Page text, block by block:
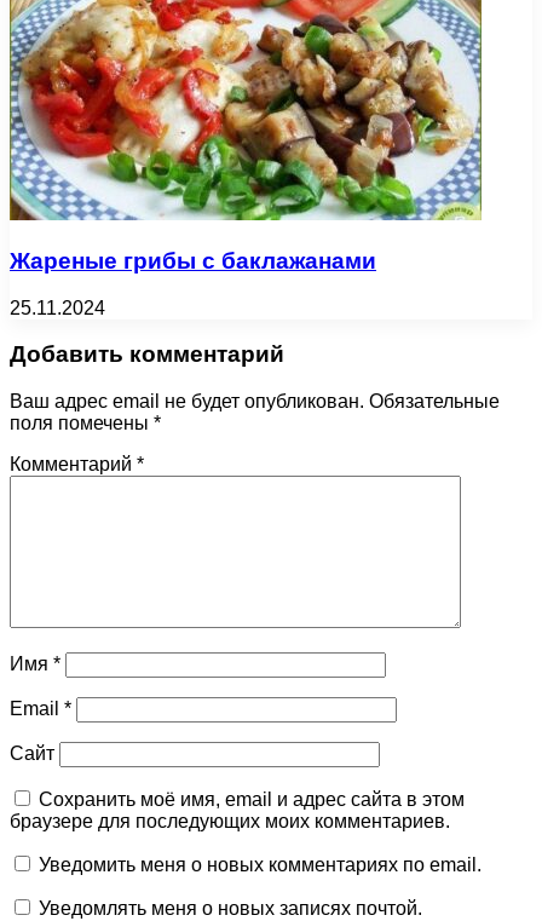
Жареные грибы с баклажанами
25.11.2024
Добавить комментарий
Ваш адрес email не будет опубликован. Обязательные
поля помечены *
Комментарий *
Имя *
Email *
Сайт
Сохранить моё имя, email и адрес сайта в этом
браузере для последующих моих комментариев.
Уведомить меня о новых комментариях по email.
Уведомлять меня о новых записях почтой.